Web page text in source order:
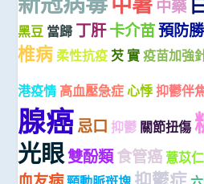
中藥
黑豆 當歸 丁肝卡介苗預防
椎病 柔性抗疫 芡 實 疫苗加強
港疫情 高血壓急症 心悸 抑鬱伴
腺癌忌口 抑鬱 關節扭傷
光眼雙酚類食管癌 薏苡仁